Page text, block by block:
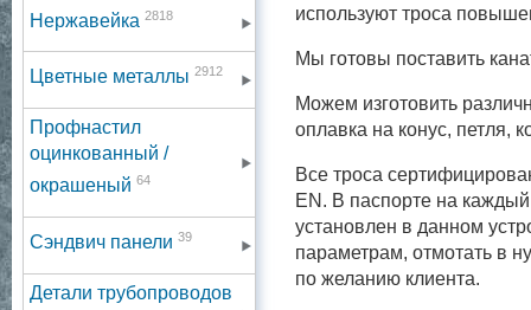
Нержавейка 2818
Цветные металлы 2912
Профнастил
оцинкованный /
окрашеный 64
Сэндвич панели 39
Детали трубопроводов
используют троса
Мы готовы поставить
Можем изготовить
оплавка на конус, петля,
Все троса
EN. В паспорте на
установлен в данном
параметрам, отмотать в
по желанию клиента.